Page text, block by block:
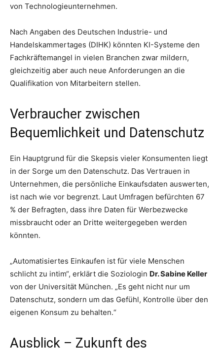
von Technologieunternehmen.
Nach Angaben des Deutschen Industrie- und
Handelskammertages (DIHK) könnten KI-Systeme den
Fachkräftemangel in vielen Branchen zwar mildern,
gleichzeitig aber auch neue Anforderungen an die
Qualifikation von Mitarbeitern stellen.
Verbraucher zwischen
Bequemlichkeit und Datenschutz
Ein Hauptgrund für die Skepsis vieler Konsumenten liegt
in der Sorge um den Datenschutz. Das Vertrauen in
Unternehmen, die persönliche Einkaufsdaten auswerten,
ist nach wie vor begrenzt. Laut Umfragen befürchten 67
% der Befragten, dass ihre Daten für Werbezwecke
missbraucht oder an Dritte weitergegeben werden
könnten.
„Automatisiertes Einkaufen ist für viele Menschen
schlicht zu intim“, erklärt die Soziologin Dr. Sabine Keller
von der Universität München. „Es geht nicht nur um
Datenschutz, sondern um das Gefühl, Kontrolle über den
eigenen Konsum zu behalten.“
Ausblick – Zukunft des